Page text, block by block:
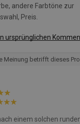
andere Farbtöne zur
Preis.
ursprünglichen
Meinung betrifft dieses
einem solchen